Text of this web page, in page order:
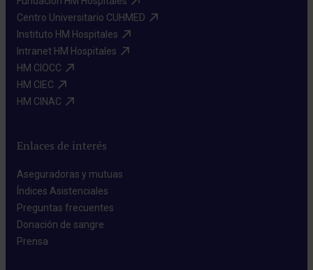
Centro Universitario CUHMED​
Instituto HM Hospitales​
Intranet HM Hospitales​
HM CIOCC​
HM CIEC​
HM CINAC​
Enlaces de interés
Aseguradoras y mutuas​
Índices Asistenciales​
Preguntas frecuentes​
Donación de sangre​
Prensa​